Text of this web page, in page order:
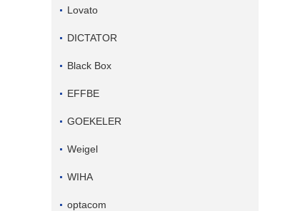
Lovato
DICTATOR
Black Box
EFFBE
GOEKELER
Weigel
WIHA
optacom